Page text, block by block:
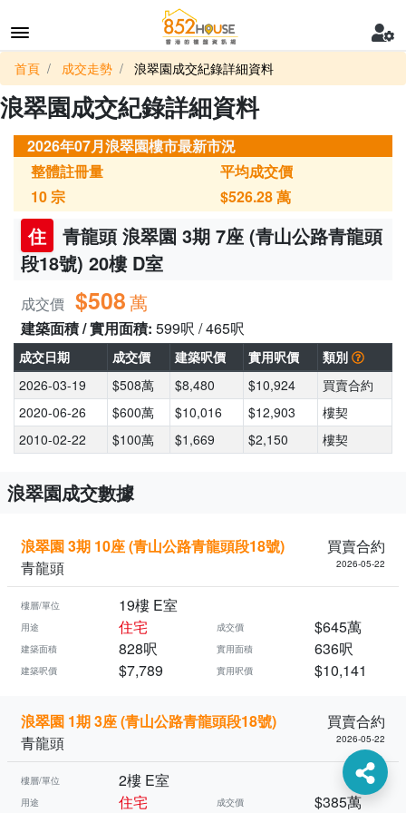
首頁 成交走勢 浪翠園成交紀錄詳細資料
浪翠園成交紀錄詳細資料
2026年07月浪翠園樓市最新市況
整體註冊量
10宗
平均成交價
$526.28萬
住
青龍頭 浪翠園 3期 7座 (青山公路青龍頭
段18號) 20樓 D室
成交價 $508萬
建築面積 / 實用面積: 599呎 / 465呎
成交日期 成交價 建築呎價 實用呎價
類別
2026-03-19
$508萬 $8,480 $10,924
買賣合約
2020-06-26
$600萬 $10,016 $12,903
樓契
2010-02-22
$100萬 $1,669 $2,150 樓契
浪翠園成交數據
浪翠園 3期 10座 (青山公路青龍頭段18號)
買賣合約
青龍頭
2026-05-22
樓層/單位 19樓 E室
用途 住宅 成交價 $645萬
建築面積 828呎 實用面積 636呎
建築呎價 $7,789 實用呎價 $10,141
浪翠園 1期 3座 (青山公路青龍頭段18號)
買賣合約
青龍頭
2026-05-22
樓層/單位 2樓 E室
用途 住宅 成交價 $385萬